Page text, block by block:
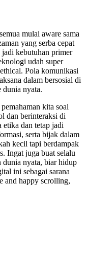
mulai aware sama
yang serba cepat
kebutuhan primer
udah super
Pola komunikasi
dalam bersosial di
dunia nyata.
kita soal
dan berinteraksi di
etika dan tetap jadi
serta bijak dalam
kecil tapi berdampak
Ingat juga buat selalu
dunia nyata, biar hidup
ini sebagai sarana
and happy scrolling,